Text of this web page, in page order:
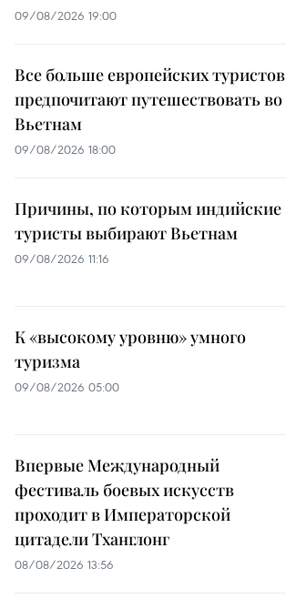
09/08/2026 19:00
Все больше европейских туристов
предпочитают путешествовать во
Вьетнам
09/08/2026 18:00
Причины, по которым индийские
туристы выбирают Вьетнам
09/08/2026 11:16
К «высокому уровню» умного
туризма
09/08/2026 05:00
Впервые Международный
фестиваль боевых искусств
проходит в Императорской
цитадели Тханглонг
08/08/2026 13:56